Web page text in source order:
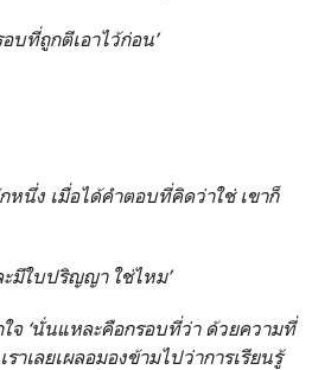
บที่ถูกตีเอาไว้ก่อน’
หนึ่ง เมื่อได้คำตอบที่คิดว่าใช่ เขาก็
มีใบปริญญา ใช่ไหม’
จ ‘นั่นแหละคือกรอบที่ว่า ด้วยความที่
าเลยเผลอมองข้ามไปว่าการเรียนรู้